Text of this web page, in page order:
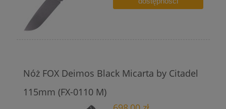
Nóż FOX Deimos Black Micarta by Citadel
115mm (FX-0110 M)